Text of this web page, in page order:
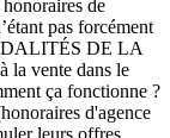
de
pas forcément
DE LA
vente dans le
ça fonctionne ?
d'agence